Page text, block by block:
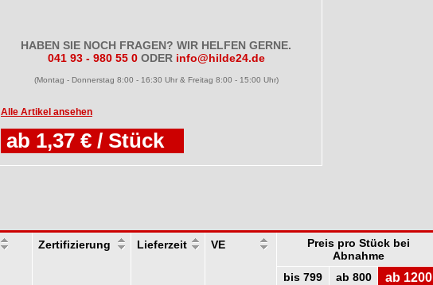
HABEN SIE NOCH FRAGEN? WIR HELFEN GERNE.
041 93 - 980 55 0 ODER info@hilde24.de
(Montag - Donnerstag 8:00 - 16:30 Uhr & Freitag 8:00 - 15:00 Uhr)
Alle Artikel ansehen
ab 1,37 € / Stück
Zertifizierung Lieferzeit VE
Preis pro Stück bei
Abnahme
bis 799 ab 800 ab 1200